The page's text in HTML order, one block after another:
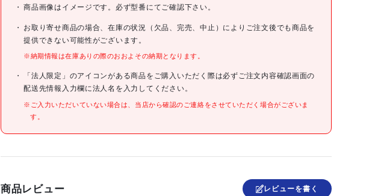
JANコード 4932134225508
仕様
●幅(mm):12
●高さ(mm):62
●タイプ:キーホルダータイプ
●色:シルバー
原産国 中国
セット内容/付属品
商品画像はイメージです。必ず型番にてご確認下さい。
お取り寄せ商品の場合、在庫の状況（欠品、完売、中止）によりご注文後でも商品を
提供できない可能性がございます。
※納期情報は在庫ありの際のおおよその納期となります。
「法人限定」のアイコンがある商品をご購入いただく際は必ずご注文内容確認画面の
配送先情報入力欄に法人名を入力してください。
※ご入力いただいていない場合は、当店から確認のご連絡をさせていただく場合がございま
す。
商品レビュー レビューを書く